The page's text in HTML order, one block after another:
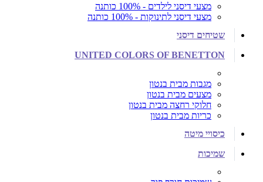
מצעי דיסני לילדים - 100% כותנה
מצעי דיסני לתינוקות - 100% כותנה
שטיחים דיסני
UNITED COLORS OF BENETTON
מגבות מבית בנטון
מצעים מבית בנטון
חלוקי רחצה מבית בנטון
כריות מבית בנטון
כיסויי מיטה
שמיכות